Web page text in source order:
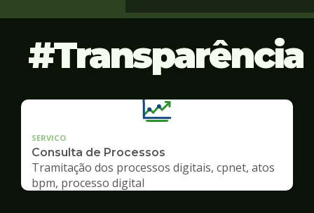
Transparência
SERVICO
Consulta de Processos
Tramitação dos processos digitais, cpnet, atos
bpm, processo digital